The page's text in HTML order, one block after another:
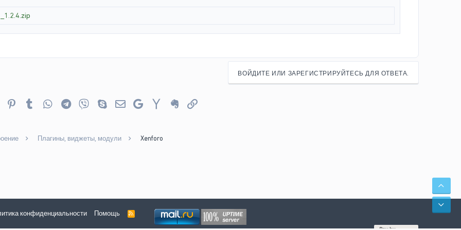
ВОЙДИТЕ ИЛИ ЗАРЕГИСТРИРУЙТЕСЬ ДЛЯ ОТВЕТА.
PinterestTumblr WhatsAppTelegram
Viber SkypeЭлектронная почта
Google Yahoo EvernoteСсылка
Плагины, виджеты, модули Xenforo
конфиденциальности Помощь
R
S
S